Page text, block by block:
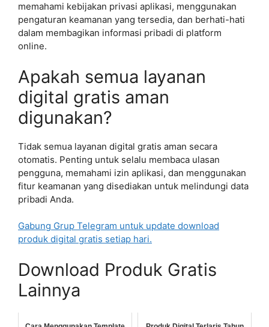
memahami kebijakan privasi aplikasi, menggunakan
pengaturan keamanan yang tersedia, dan berhati-hati
dalam membagikan informasi pribadi di platform
online.
Apakah semua layanan
digital gratis aman
digunakan?
Tidak semua layanan digital gratis aman secara
otomatis. Penting untuk selalu membaca ulasan
pengguna, memahami izin aplikasi, dan menggunakan
fitur keamanan yang disediakan untuk melindungi data
pribadi Anda.
Gabung Grup Telegram untuk update download
produk digital gratis setiap hari.
Download Produk Gratis
Lainnya